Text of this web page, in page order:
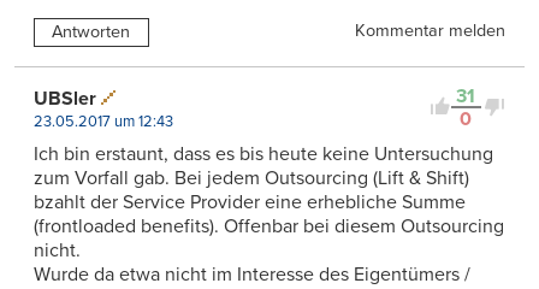
Antworten Kommentar melden
31
0
UBSler
23.05.2017 um 12:43
Ich bin erstaunt, dass es bis heute keine Untersuchung
zum Vorfall gab. Bei jedem Outsourcing (Lift & Shift)
bzahlt der Service Provider eine erhebliche Summe
(frontloaded benefits). Offenbar bei diesem Outsourcing
nicht.
Wurde da etwa nicht im Interesse des Eigentümers /